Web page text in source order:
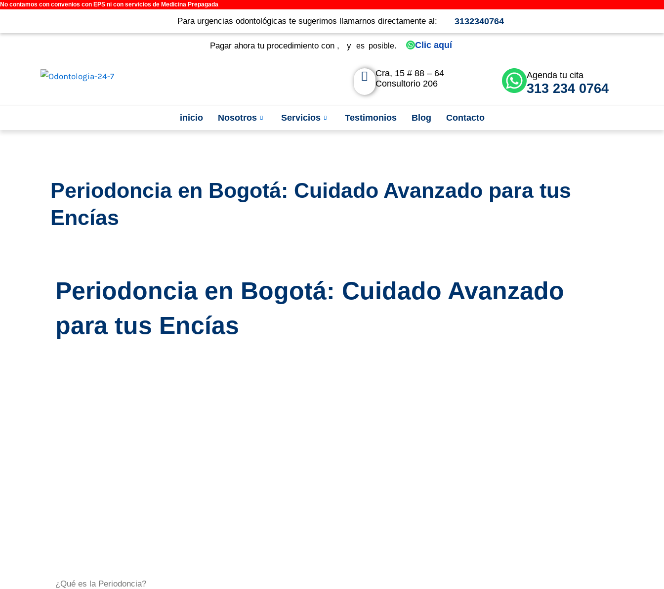
Ir
contenido
No contamos con convenios con EPS ni con servicios de Medicina Prepagada
Para urgencias odontológicas te sugerimos llamarnos directamente al: 3132340764
Pagar ahora tu procedimiento con , y es posible. Clic aquí
Cra, 15 # 88 – 64
Consultorio 206
Agenda tu cita
313 234 0764
inicio Nosotros Servicios Testimonios Blog Contacto
Periodoncia en Bogotá: Cuidado Avanzado para tus
Encías
Periodoncia en Bogotá: Cuidado Avanzado
para tus Encías
¿Qué es la Periodoncia?